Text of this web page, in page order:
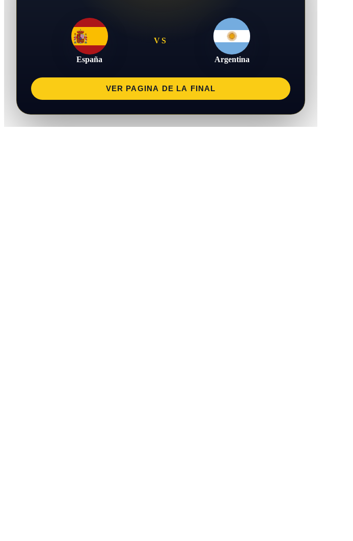
España
VS
Argentina
VER PAGINA DE LA FINAL